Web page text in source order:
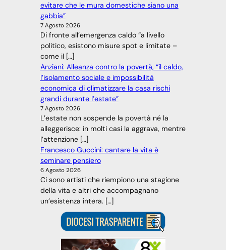
evitare che le mura domestiche siano una
gabbia”
7 Agosto 2026
Di fronte all’emergenza caldo “a livello
politico, esistono misure spot e limitate –
come il […]
Anziani: Alleanza contro la povertà, “il caldo,
l’isolamento sociale e impossibilità
economica di climatizzare la casa rischi
grandi durante l’estate”
7 Agosto 2026
L’estate non sospende la povertà né la
alleggerisce: in molti casi la aggrava, mentre
l’attenzione […]
Francesco Guccini: cantare la vita è
seminare pensiero
6 Agosto 2026
Ci sono artisti che riempiono una stagione
della vita e altri che accompagnano
un’esistenza intera. […]